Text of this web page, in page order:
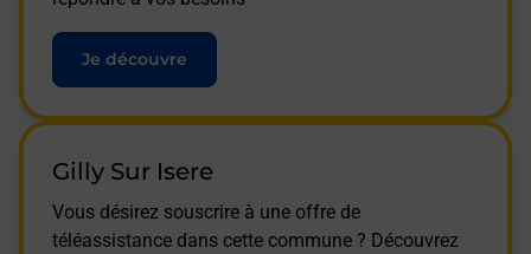
Je découvre
Gilly Sur Isere
Vous désirez souscrire à une offre de
téléassistance dans cette commune ? Découvrez